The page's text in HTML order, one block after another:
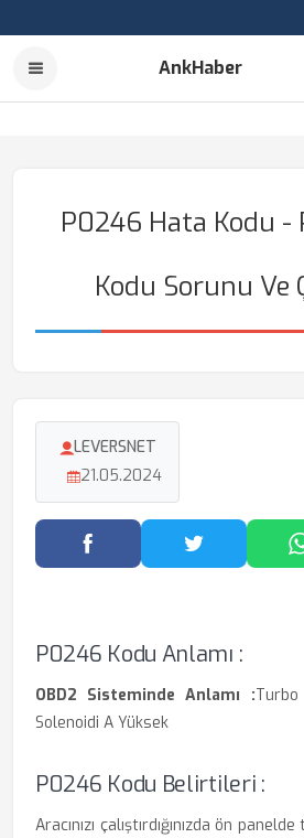
AnkHaber
P0246 Hata Kodu -
Kodu Sorunu Ve
LEVERSNET
21.05.2024
Facebook'ta Paylaş
Twitter'da
P0246 Kodu Anlamı :
OBD2 Sisteminde Anlamı :Turbo
Solenoidi A Yüksek
P0246 Kodu Belirtileri :
Aracınızı çalıştırdığınızda ön